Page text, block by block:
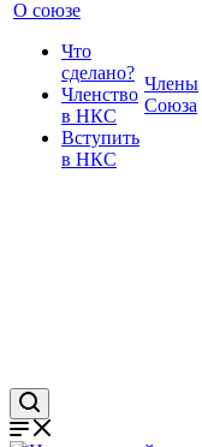
О союзе
Что
сделано?
Членство
в НКС
Вступить
в НКС
Члены
Союза